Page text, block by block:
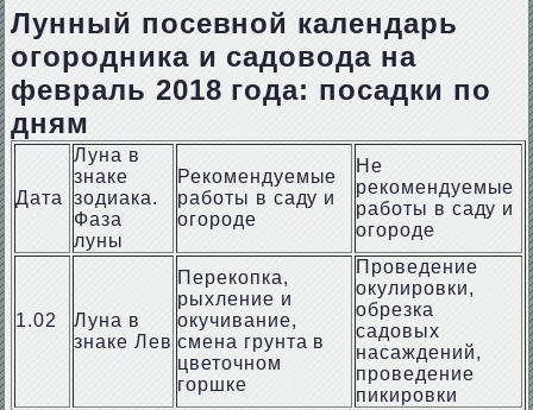
Лунный посевной календарь
огородника и садовода на
февраль 2018 года: посадки по
дням
Дата
Луна в
знаке
зодиака.
Фаза
луны
Рекомендуемые
работы в саду и
огороде
Не
рекомендуемые
работы в саду и
огороде
1.02
Луна в
знаке Лев
Перекопка,
рыхление и
окучивание,
смена грунта в
цветочном
горшке
Проведение
окулировки,
обрезка
садовых
насаждений,
проведение
пикировки